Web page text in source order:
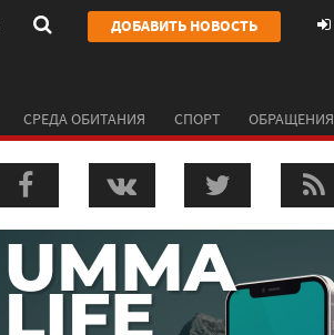
ДОБАВИТЬ НОВОСТЬ
СРЕДА ОБИТАНИЯ СПОРТ ОБРАЩЕНИЯ